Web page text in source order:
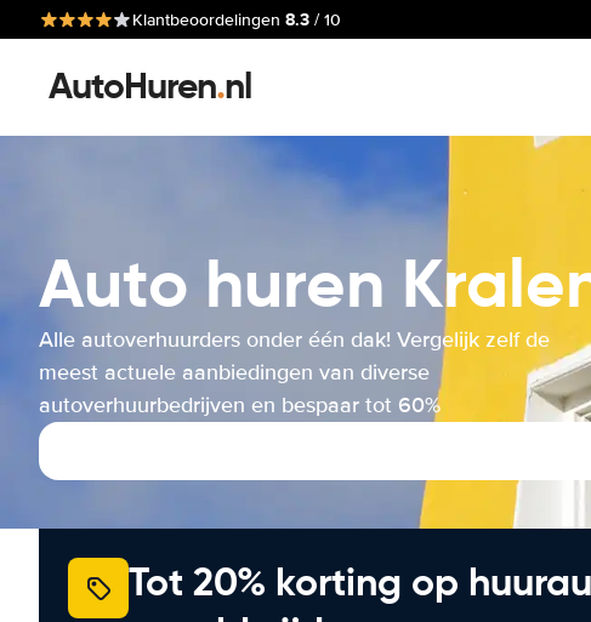
Klantbeoordelingen 8.3 / 10
AutoHuren.nl
Auto huren
Alle autoverhuurders onder één dak! Vergelijk zelf de
meest actuele aanbiedingen van diverse
autoverhuurbedrijven en bespaar tot 60%
Tot 20% korting op